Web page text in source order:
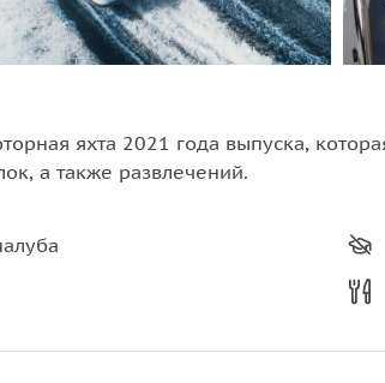
яхта 2021 года выпуска,
а также развлечений.